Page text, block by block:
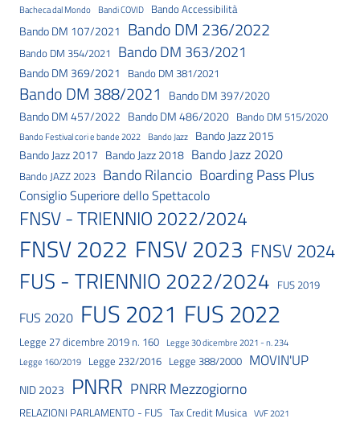
Bacheca dal Mondo Bandi COVID Bando Accessibilità
Bando DM 107/2021 Bando DM 236/2022
Bando DM 354/2021 Bando DM 363/2021
Bando DM 369/2021 Bando DM 381/2021
Bando DM 388/2021 Bando DM 397/2020
Bando DM 457/2022 Bando DM 486/2020 Bando DM 515/2020
Bando Festival cori e bande 2022 Bando Jazz
Bando Jazz 2015
Bando Jazz 2017 Bando Jazz 2018 Bando Jazz 2020
Bando JAZZ 2023 Bando Rilancio Boarding Pass Plus
Consiglio Superiore dello Spettacolo
FNSV - TRIENNIO 2022/2024
FNSV 2022 FNSV 2023 FNSV 2024
FUS - TRIENNIO 2022/2024 FUS 2019
FUS 2020 FUS 2021 FUS 2022
Legge 27 dicembre 2019 n. 160
Legge 30 dicembre 2021 - n. 234
Legge 160/2019
Legge 232/2016 Legge 388/2000 MOVIN'UP
NID 2023 PNRR PNRR Mezzogiorno
RELAZIONI PARLAMENTO - FUS Tax Credit Musica VVF 2021